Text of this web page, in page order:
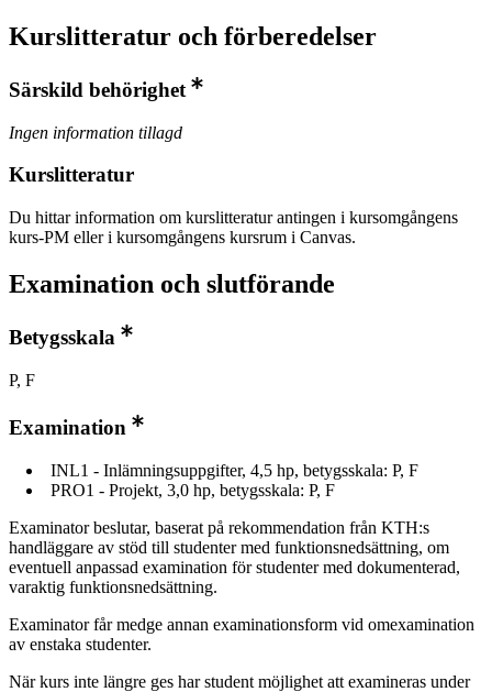
Kurslitteratur och förberedelser
Särskild behörighet
Ingen information tillagd
Kurslitteratur
Du hittar information om kurslitteratur antingen i kursomgångens
kurs-PM eller i kursomgångens kursrum i Canvas.
Examination och slutförande
Betygsskala
P, F
Examination
INL1 - Inlämningsuppgifter, 4,5 hp, betygsskala: P, F
PRO1 - Projekt, 3,0 hp, betygsskala: P, F
Examinator beslutar, baserat på rekommendation från KTH:s
handläggare av stöd till studenter med funktionsnedsättning, om
eventuell anpassad examination för studenter med dokumenterad,
varaktig funktionsnedsättning.
Examinator får medge annan examinationsform vid omexamination
av enstaka studenter.
När kurs inte längre ges har student möjlighet att examineras under